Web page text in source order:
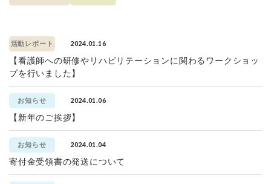
活動レポート 2024.01.16
【看護師への研修やリハビリテーションに関わるワークショッ
プを行いました】
お知らせ 2024.01.06
【新年のご挨拶】
お知らせ 2024.01.04
寄付金受領書の発送について